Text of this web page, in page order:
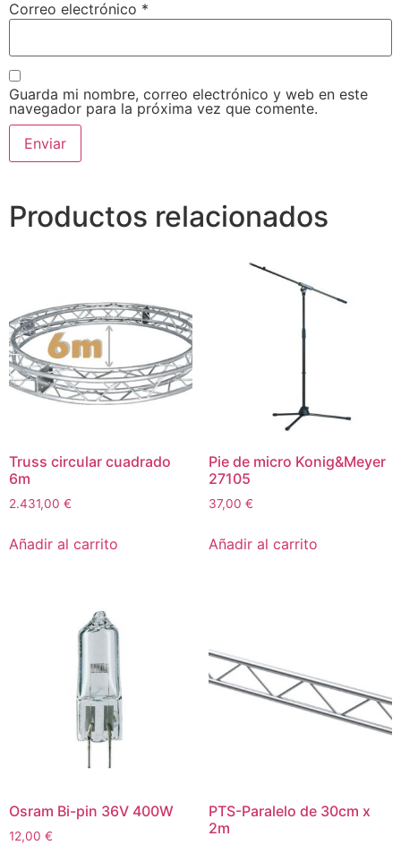
Correo electrónico *
Guarda mi nombre, correo electrónico y web en este
navegador para la próxima vez que comente.
Productos relacionados
Truss circular cuadrado
6m
2.431,00 €
Añadir al carrito
Pie de micro Konig&Meyer
27105
37,00 €
Añadir al carrito
Osram Bi-pin 36V 400W
12,00 €
PTS-Paralelo de 30cm x
2m